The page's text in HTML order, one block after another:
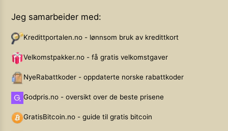
Jeg samarbeider med:
Kredittportalen.no - lønnsom bruk av kredittkort
Velkomstpakker.no - få gratis velkomstgaver
NyeRabattkoder - oppdaterte norske rabattkoder
Godpris.no - oversikt over de beste prisene
GratisBitcoin.no - guide til gratis bitcoin